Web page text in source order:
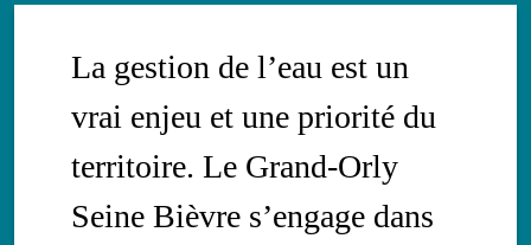
La gestion de l’eau est un
vrai enjeu et une priorité du
territoire. Le Grand-Orly
Seine Bièvre s’engage dans